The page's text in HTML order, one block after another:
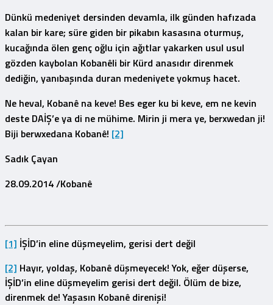
Dünkü medeniyet dersinden devamla, ilk günden hafızada
kalan bir kare; süre giden bir pikabın kasasına oturmuş,
kucağında ölen genç oğlu için ağıtlar yakarken usul usul
gözden kaybolan Kobanêli bir Kürd anasıdır direnmek
dediğin, yanıbaşında duran medeniyete yokmuş hacet.
Ne heval, Kobanê na keve! Bes eger ku bi keve, em ne kevin
deste DAİŞ’e ya di ne mühime. Mirin ji mera ye, berxwedan ji!
Biji berwxedana Kobanê! [2]
Sadık Çayan
28.09.2014 /Kobanê
[1] İŞİD’in eline düşmeyelim, gerisi dert değil
[2] Hayır, yoldaş, Kobanê düşmeyecek! Yok, eğer düşerse,
İŞİD’in eline düşmeyelim gerisi dert değil. Ölüm de bize,
direnmek de! Yaşasın Kobanê direnişi!